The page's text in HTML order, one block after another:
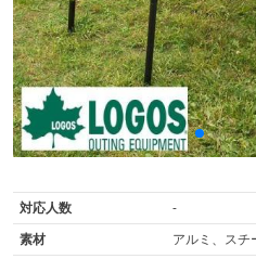
対応人数
-
素材
アルミ、スチ